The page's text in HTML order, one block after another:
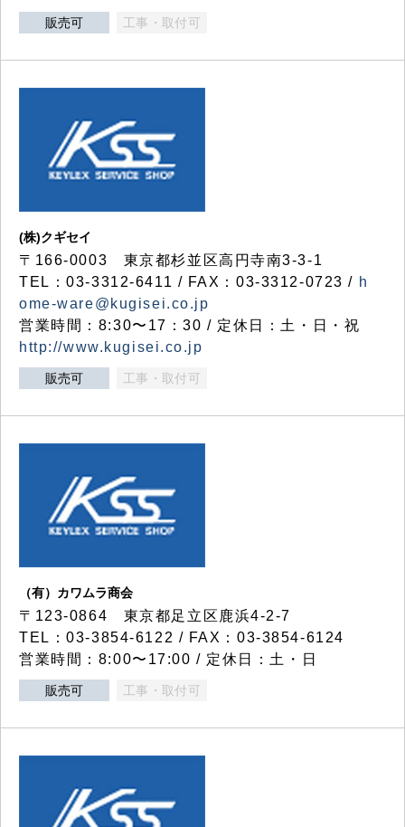
販売可 工事・取付可
(株)クギセイ
〒166-0003 東京都杉並区高円寺南3-3-1
TEL：03-3312-6411 / FAX：03-3312-0723 / h
ome-ware@kugisei.co.jp
営業時間：8:30〜17：30 / 定休日：土・日・祝
http://www.kugisei.co.jp
販売可 工事・取付可
（有）カワムラ商会
〒123-0864 東京都足立区鹿浜4-2-7
TEL：03-3854-6122 / FAX：03-3854-6124
営業時間：8:00〜17:00 / 定休日：土・日
販売可 工事・取付可